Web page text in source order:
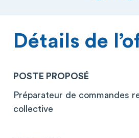
Détails de
POSTE PROPOSÉ
Préparateur de commandes
collective